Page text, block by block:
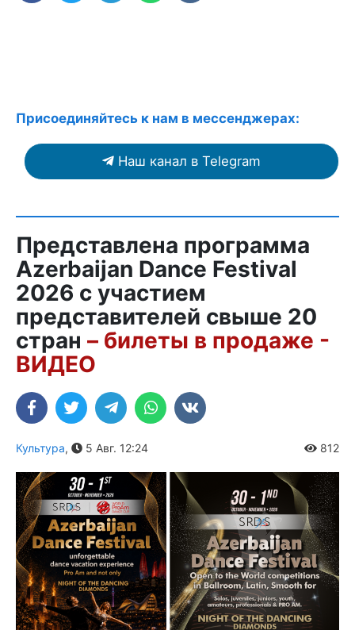
Присоединяйтесь к нам в мессенджерах:
Наш канал в Telegram
Представлена программа
Azerbaijan Dance Festival
2026 с участием
представителей свыше 20
стран – билеты в продаже -
ВИДЕО
Культура, 5 Авг. 12:24 812